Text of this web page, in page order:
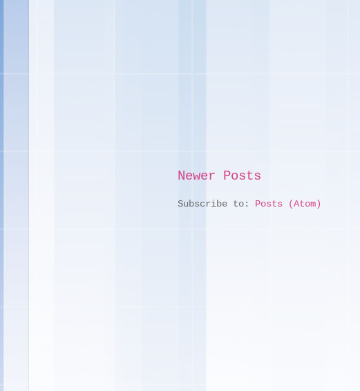
Newer Posts
Subscribe to: Posts (Atom)